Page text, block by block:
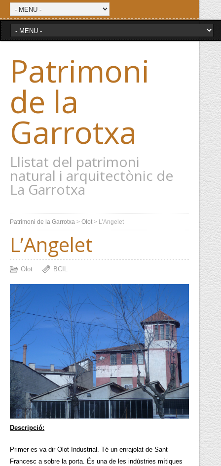
Patrimoni
de la
Garrotxa
Llistat del patrimoni
natural i arquitectònic de
La Garrotxa
Patrimoni de la Garrotxa >Olot > L’Angelet
L’Angelet
Olot BCIL
Descripció:
Primer es va dir Olot Industrial. Té un enrajolat de Sant
Francesc a sobre la porta. És una de les indústries mítiques